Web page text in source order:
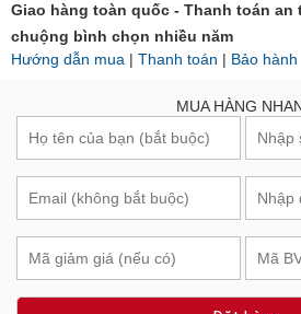
Giao hàng toàn quốc - Thanh toán an
chuộng bình chọn nhiều năm
Hướng dẫn mua | Thanh toán | Bảo hành
MUA HÀNG